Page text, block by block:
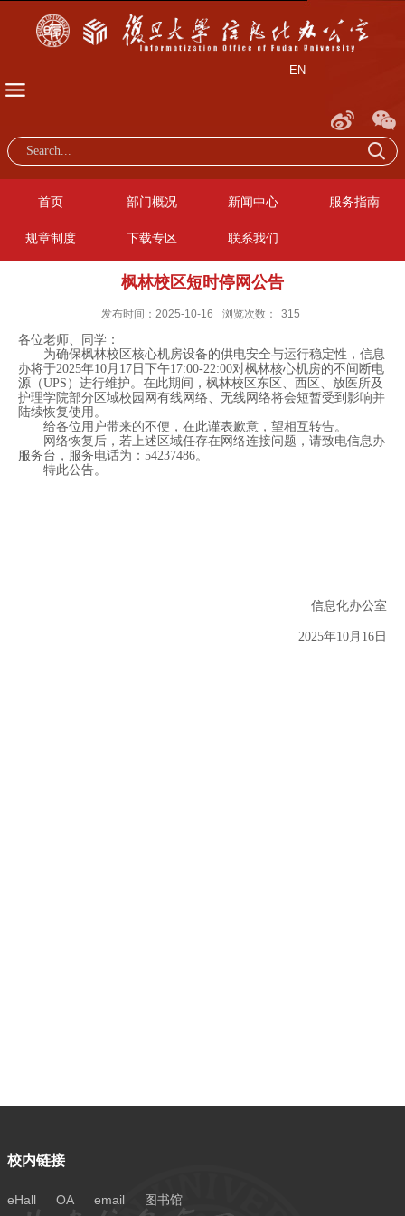
EN
首页 部门概况 新闻中心 服务指南
规章制度 下载专区 联系我们
枫林校区短时停网公告
发布时间：2025-10-16 浏览次数： 315
各位老师、同学：
为确保枫林校区核心机房设备的供电安全与运行稳定性，信息
办将于2025年10月17日下午17:00-22:00对枫林核心机房的不间断电
源（UPS）进行维护。在此期间，枫林校区东区、西区、放医所及
护理学院部分区域校园网有线网络、无线网络将会短暂受到影响并
陆续恢复使用。
给各位用户带来的不便，在此谨表歉意，望相互转告。
网络恢复后，若上述区域任存在网络连接问题，请致电信息办
服务台，服务电话为：54237486。
特此公告。
信息化办公室
2025年10月16日
校内链接
eHall OA email 图书馆